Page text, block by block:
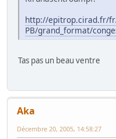
http://epitrop.cirad.fr/
PB/grand_format/
Tas pas un beau ventre
Aka
Décembre 20, 2005, 14:58:27